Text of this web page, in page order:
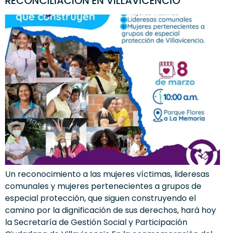
Un reconocimiento a las mujeres víctimas, lideresas
comunales y mujeres pertenecientes a grupos de
especial protección, que siguen construyendo el
camino por la dignificación de sus derechos, hará hoy
la Secretaría de Gestión Social y Participación